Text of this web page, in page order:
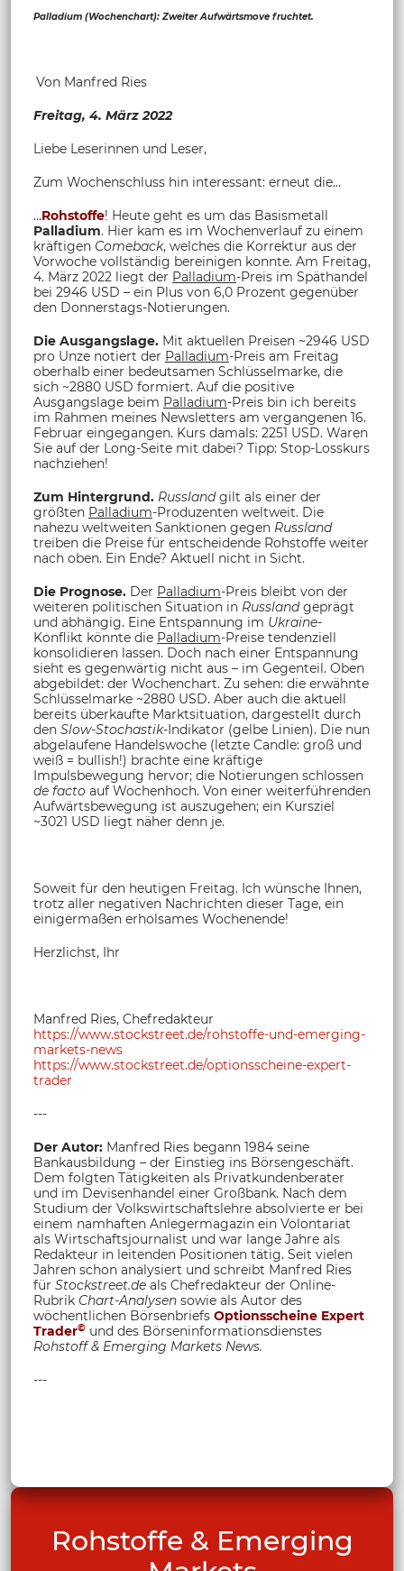
Palladium (Wochenchart): Zweiter Aufwärtsmove fruchtet.
Von Manfred Ries
Freitag, 4. März 2022
Liebe Leserinnen und Leser,
Zum Wochenschluss hin interessant: erneut die…
…Rohstoffe! Heute geht es um das Basismetall
Palladium. Hier kam es im Wochenverlauf zu einem
kräftigen Comeback, welches die Korrektur aus der
Vorwoche vollständig bereinigen konnte. Am Freitag,
4. März 2022 liegt der Palladium-Preis im Späthandel
bei 2946 USD – ein Plus von 6,0 Prozent gegenüber
den Donnerstags-Notierungen.
Die Ausgangslage. Mit aktuellen Preisen ~2946 USD
pro Unze notiert der Palladium-Preis am Freitag
oberhalb einer bedeutsamen Schlüsselmarke, die
sich ~2880 USD formiert. Auf die positive
Ausgangslage beim Palladium-Preis bin ich bereits
im Rahmen meines Newsletters am vergangenen 16.
Februar eingegangen. Kurs damals: 2251 USD. Waren
Sie auf der Long-Seite mit dabei? Tipp: Stop-Losskurs
nachziehen!
Zum Hintergrund. Russlandgilt als einer der
größten Palladium-Produzenten weltweit. Die
nahezu weltweiten Sanktionen gegen Russland
treiben die Preise für entscheidende Rohstoffe weiter
nach oben. Ein Ende? Aktuell nicht in Sicht.
Die Prognose. Der Palladium-Preis bleibt von der
weiteren politischen Situation in Russlandgeprägt
und abhängig. Eine Entspannung im Ukraine-
Konflikt könnte die Palladium-Preise tendenziell
konsolidieren lassen. Doch nach einer Entspannung
sieht es gegenwärtig nicht aus – im Gegenteil. Oben
abgebildet: der Wochenchart. Zu sehen: die erwähnte
Schlüsselmarke ~2880 USD. Aber auch die aktuell
bereits überkaufte Marktsituation, dargestellt durch
den Slow-Stochastik-Indikator (gelbe Linien). Die nun
abgelaufene Handelswoche (letzte Candle: groß und
weiß = bullish!) brachte eine kräftige
Impulsbewegung hervor; die Notierungen schlossen
de facto auf Wochenhoch. Von einer weiterführenden
Aufwärtsbewegung ist auszugehen; ein Kursziel
~3021 USD liegt näher denn je.
Soweit für den heutigen Freitag. Ich wünsche Ihnen,
trotz aller negativen Nachrichten dieser Tage, ein
einigermaßen erholsames Wochenende!
Herzlichst, Ihr
Manfred Ries, Chefredakteur
https://www.stockstreet.de/rohstoffe-und-emerging-
markets-news
https://www.stockstreet.de/optionsscheine-expert-
trader
---
Der Autor: Manfred Ries begann 1984 seine
Bankausbildung – der Einstieg ins Börsengeschäft.
Dem folgten Tätigkeiten als Privatkundenberater
und im Devisenhandel einer Großbank. Nach dem
Studium der Volkswirtschaftslehre absolvierte er bei
einem namhaften Anlegermagazin ein Volontariat
als Wirtschaftsjournalist und war lange Jahre als
Redakteur in leitenden Positionen tätig. Seit vielen
Jahren schon analysiert und schreibt Manfred Ries
für Stockstreet.de als Chefredakteur der Online-
Rubrik Chart-Analysen sowie als Autor des
wöchentlichen Börsenbriefs Optionsscheine Expert
Trader© und des Börseninformationsdienstes
Rohstoff & Emerging Markets News.
---
Rohstoffe & Emerging